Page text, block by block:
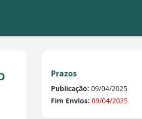
Prazos
Publicação: 09/04/2025
Fim Envios: 09/04/2025